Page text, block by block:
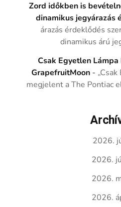
Zord időkben is
dinamikus jegyárazás
árazás érdeklődés
dinamikus árú
Csak Egyetlen
GrapefruitMoon -
megjelent a The Pontiac
2026.
2026.
2026.
2026.